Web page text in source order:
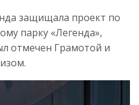
защищала проект по
парку «Легенда»,
отмечен Грамотой и